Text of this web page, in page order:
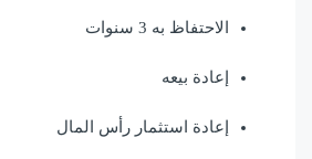
الاحتفاظ به 3 سنوات
إعادة بيعه
إعادة استثمار رأس المال